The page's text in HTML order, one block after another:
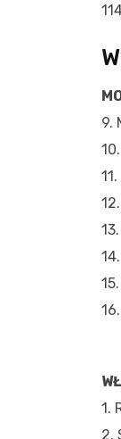
9.
1.
2.